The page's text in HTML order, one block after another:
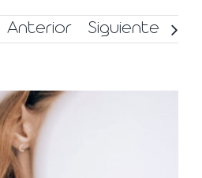
Anterior Siguiente